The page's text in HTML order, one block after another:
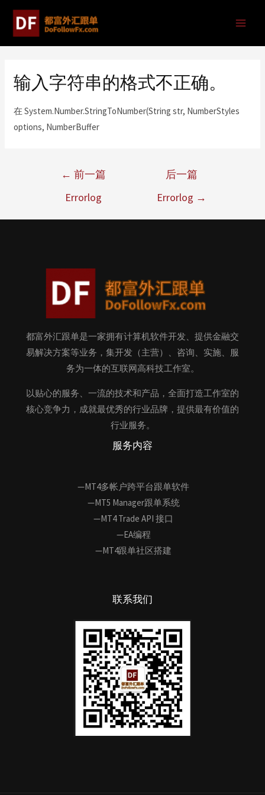
输入字符串的格式不正确。
在 System.Number.StringToNumber(String str, NumberStyles
options, NumberBuffer
← 前一篇
Errorlog
后一篇
Errorlog →
都富外汇跟单是一家拥有计算机软件开发、提供金融交
易解决方案等业务，集开发（主营）、咨询、实施、服
务为一体的互联网高科技工作室。
以贴心的服务、一流的技术和产品，全面打造工作室的
核心竞争力，成就最优秀的行业品牌，提供最有价值的
行业服务。
服务内容
—MT4多帐户跨平台跟单软件
—MT5 Manager跟单系统
—MT4 Trade API 接口
—EA编程
—MT4跟单社区搭建
联系我们